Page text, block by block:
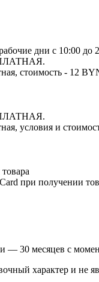
дни с 10:00 до
стоимость - 12
условия и
при получении
— 30 месяцев с
характер и не